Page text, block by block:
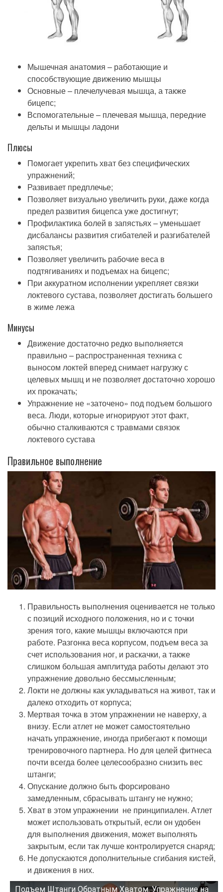
Мышечная анатомия – работающие и
способствующие движению мышцы
Основные – плечелучевая мышца, а также
бицепс;
Вспомогательные – плечевая мышца, передние
дельты и мышцы ладони
Плюсы
Помогает укрепить хват без специфических
упражнений;
Развивает предплечье;
Позволяет визуально увеличить руки, даже когда
предел развития бицепса уже достигнут;
Профилактика болей в запястьях – уменьшает
дисбалансы развития сгибателей и разгибателей
запястья;
Позволяет увеличить рабочие веса в
подтягиваниях и подъемах на бицепс;
При аккуратном исполнении укрепляет связки
локтевого сустава, позволяет достигать большего
в жиме лежа
Минусы
Движение достаточно редко выполняется
правильно – распространенная техника с
выносом локтей вперед снимает нагрузку с
целевых мышц и не позволяет достаточно хорошо
их прокачать;
Упражнение не «заточено» под подъем большого
веса. Люди, которые игнорируют этот факт,
обычно сталкиваются с травмами связок
локтевого сустава
Правильное выполнение
Правильность выполнения оценивается не только
с позиций исходного положения, но и с точки
зрения того, какие мышцы включаются при
работе. Разгонка веса корпусом, подъем веса за
счет использования ног, и раскачки, а также
слишком большая амплитуда работы делают это
упражнение довольно бессмысленным;
Локти не должны как укладываться на живот, так и
далеко отходить от корпуса;
Мертвая точка в этом упражнении не наверху, а
внизу. Если атлет не может самостоятельно
начать упражнение, иногда прибегают к помощи
тренировочного партнера. Но для целей фитнеса
почти всегда более целесообразно снизить вес
штанги;
Опускание должно быть форсировано
замедленным, сбрасывать штангу не нужно;
Хват в этом упражнении не принципиален. Атлет
может использовать открытый, если он удобен
для выполнения движения, может выполнять
закрытым, если так лучше контролируется снаряд;
Не допускаются дополнительные сгибания кистей,
и движения в них.
Подъем Штанги Обратным Хватом. Упражнение на